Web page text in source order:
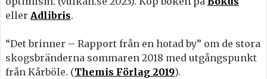
eller Adlibris.
“Det brinner – Rapport från en hotad by” om de stora
skogsbränderna sommaren 2018 med utgångspunkt
från Kårböle. (Themis Förlag 2019).